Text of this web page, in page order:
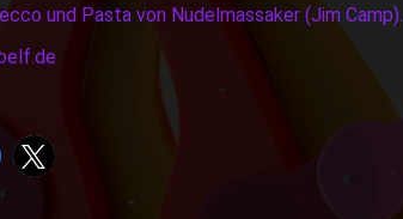
und Pasta von Nudelmassaker (Jim Camp).